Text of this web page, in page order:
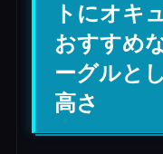
トにオキ
おすすめ
ーグルと
高さ